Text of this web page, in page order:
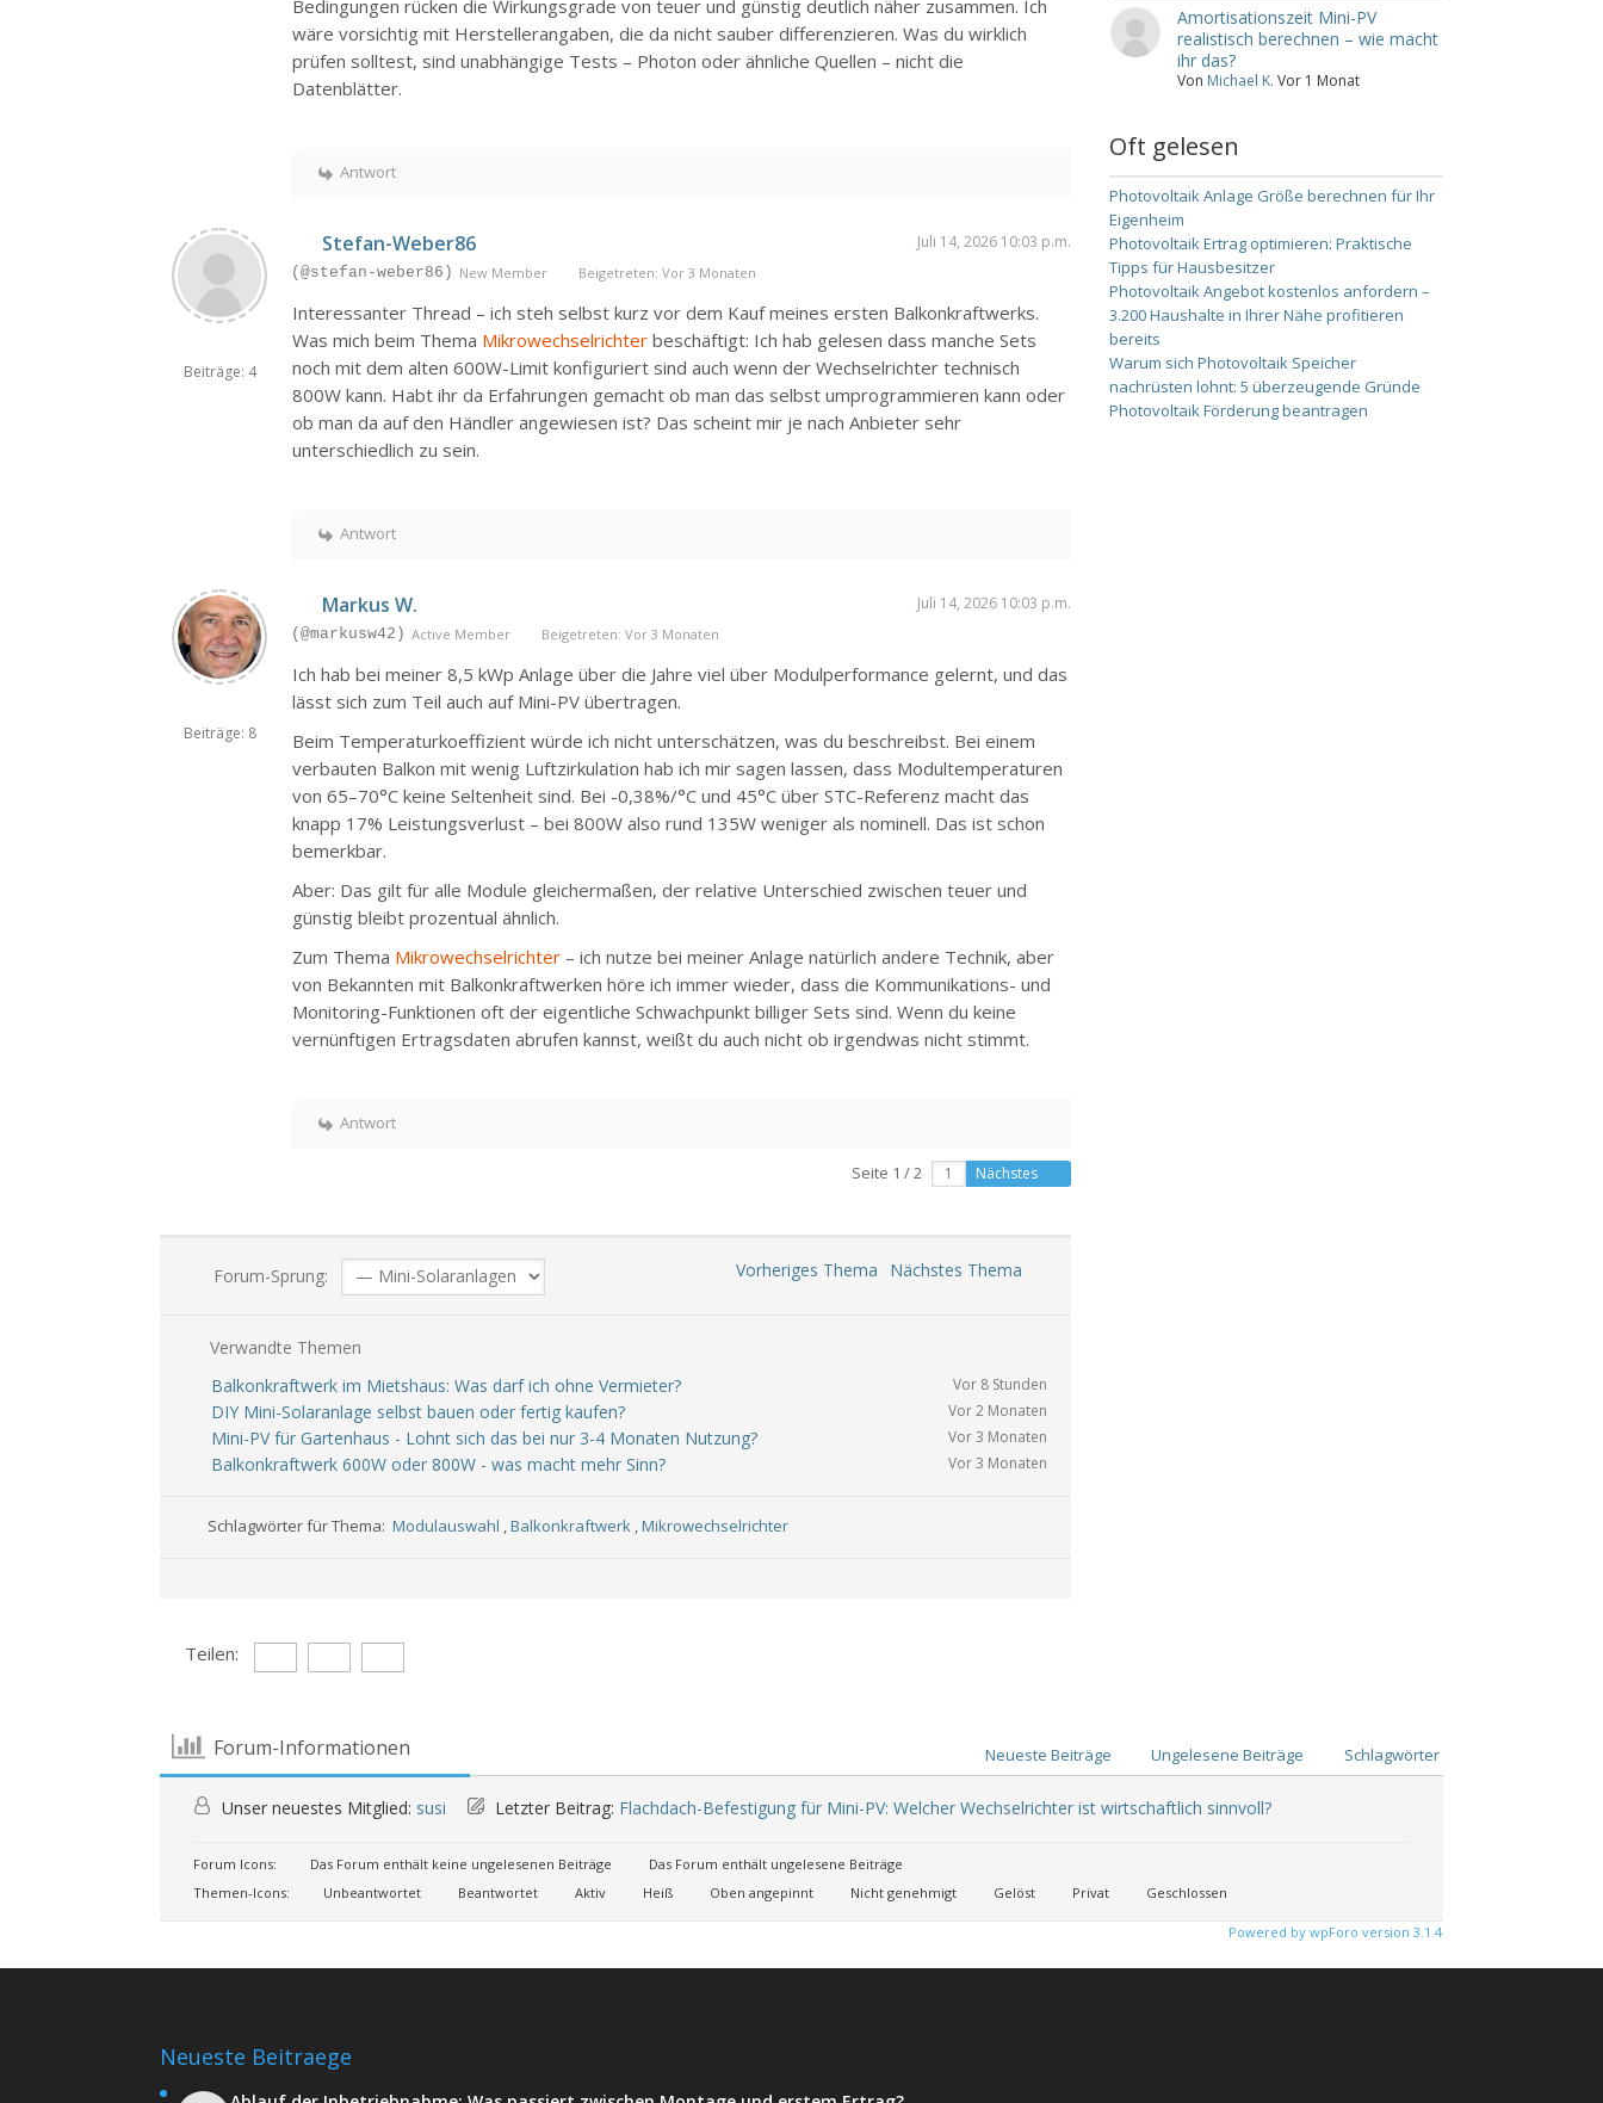
Bedingungen rücken die Wirkungsgrade von teuer und günstig deutlich näher zusammen. Ich
wäre vorsichtig mit Herstellerangaben, die da nicht sauber differenzieren. Was du wirklich
prüfen solltest, sind unabhängige Tests – Photon oder ähnliche Quellen – nicht die
Datenblätter.
Antwort
Beiträge: 4
Stefan-Weber86 Juli 14, 2026 10:03 p.m.
(@stefan-weber86) New Member Beigetreten: Vor 3 Monaten
Interessanter Thread – ich steh selbst kurz vor dem Kauf meines ersten Balkonkraftwerks.
Was mich beim Thema Mikrowechselrichter beschäftigt: Ich hab gelesen dass manche Sets
noch mit dem alten 600W-Limit konfiguriert sind auch wenn der Wechselrichter technisch
800W kann. Habt ihr da Erfahrungen gemacht ob man das selbst umprogrammieren kann oder
ob man da auf den Händler angewiesen ist? Das scheint mir je nach Anbieter sehr
unterschiedlich zu sein.
Antwort
Beiträge: 8
Markus W. Juli 14, 2026 10:03 p.m.
(@markusw42) Active Member Beigetreten: Vor 3 Monaten
Ich hab bei meiner 8,5 kWp Anlage über die Jahre viel über Modulperformance gelernt, und das
lässt sich zum Teil auch auf Mini-PV übertragen.
Beim Temperaturkoeffizient würde ich nicht unterschätzen, was du beschreibst. Bei einem
verbauten Balkon mit wenig Luftzirkulation hab ich mir sagen lassen, dass Modultemperaturen
von 65–70°C keine Seltenheit sind. Bei -0,38%/°C und 45°C über STC-Referenz macht das
knapp 17% Leistungsverlust – bei 800W also rund 135W weniger als nominell. Das ist schon
bemerkbar.
Aber: Das gilt für alle Module gleichermaßen, der relative Unterschied zwischen teuer und
günstig bleibt prozentual ähnlich.
Zum Thema Mikrowechselrichter – ich nutze bei meiner Anlage natürlich andere Technik, aber
von Bekannten mit Balkonkraftwerken höre ich immer wieder, dass die Kommunikations- und
Monitoring-Funktionen oft der eigentliche Schwachpunkt billiger Sets sind. Wenn du keine
vernünftigen Ertragsdaten abrufen kannst, weißt du auch nicht ob irgendwas nicht stimmt.
Antwort
Seite 1 / 2 Nächstes
Forum-Sprung: Vorheriges Thema Nächstes Thema
Verwandte Themen
Balkonkraftwerk im Mietshaus: Was darf ich ohne Vermieter?
Vor 8 Stunden
DIY Mini-Solaranlage selbst bauen oder fertig kaufen? Vor 2 Monaten
Mini-PV für Gartenhaus - Lohnt sich das bei nur 3-4 Monaten Nutzung? Vor 3 Monaten
Balkonkraftwerk 600W oder 800W - was macht mehr Sinn? Vor 3 Monaten
Schlagwörter für Thema: Modulauswahl ,Balkonkraftwerk ,Mikrowechselrichter
Amortisationszeit Mini-PV
realistisch berechnen – wie macht
ihr das?
Von Michael K. Vor 1 Monat
Oft gelesen
Photovoltaik Anlage Größe berechnen für Ihr
Eigenheim
Photovoltaik Ertrag optimieren: Praktische
Tipps für Hausbesitzer
Photovoltaik Angebot kostenlos anfordern –
3.200 Haushalte in Ihrer Nähe profitieren
bereits
Warum sich Photovoltaik Speicher
nachrüsten lohnt: 5 überzeugende Gründe
Photovoltaik Förderung beantragen
Teilen:
Forum-Informationen Neueste Beiträge Ungelesene Beiträge Schlagwörter
Unser neuestes Mitglied: susi Letzter Beitrag: Flachdach-Befestigung für Mini-PV: Welcher Wechselrichter ist wirtschaftlich sinnvoll?
Forum Icons: Das Forum enthält keine ungelesenen Beiträge
Das Forum enthält ungelesene Beiträge
Themen-Icons:
Unbeantwortet Beantwortet Aktiv Heiß Oben angepinnt Nicht genehmigt Gelöst Privat Geschlossen
Powered by wpForo version 3.1.4
Neueste Beitraege